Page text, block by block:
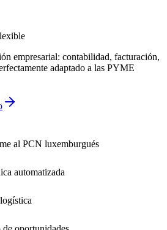
empresarial: contabilidad, facturación,
adaptado a las PYME
al PCN luxemburgués
automatizada